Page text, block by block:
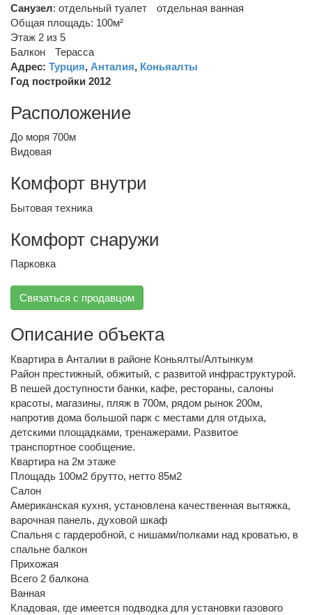
Санузел: отдельный туалет
отдельная ванная
Общая площадь: 100м²
Этаж 2 из 5
Балкон
Терасса
Адрес: Турция, Анталия, Коньяалты
Год постройки 2012
Расположение
До моря 700м
Видовая
Комфорт внутри
Бытовая техника
Комфорт снаружи
Парковка
Связаться с продавцом
Описание объекта
Квартира в Анталии в районе Коньялты/Алтынкум
Район престижный, обжитый, с развитой инфраструктурой.
В пешей доступности банки, кафе, рестораны, салоны
красоты, магазины, пляж в 700м, рядом рынок 200м,
напротив дома большой парк с местами для отдыха,
детскими площадками, тренажерами. Развитое
транспортное сообщение.
Квартира на 2м этаже
Площадь 100м2 брутто, нетто 85м2
Салон
Американская кухня, установлена качественная вытяжка,
варочная панель, духовой шкаф
Спальня с гардеробной, с нишами/полками над кроватью, в
спальне балкон
Прихожая
Всего 2 балкона
Ванная
Кладовая, где имеется подводка для установки газового